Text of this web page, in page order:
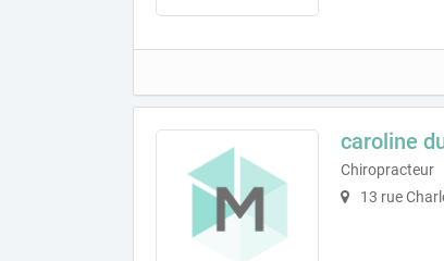
caroline
Chiropracteur
13 rue